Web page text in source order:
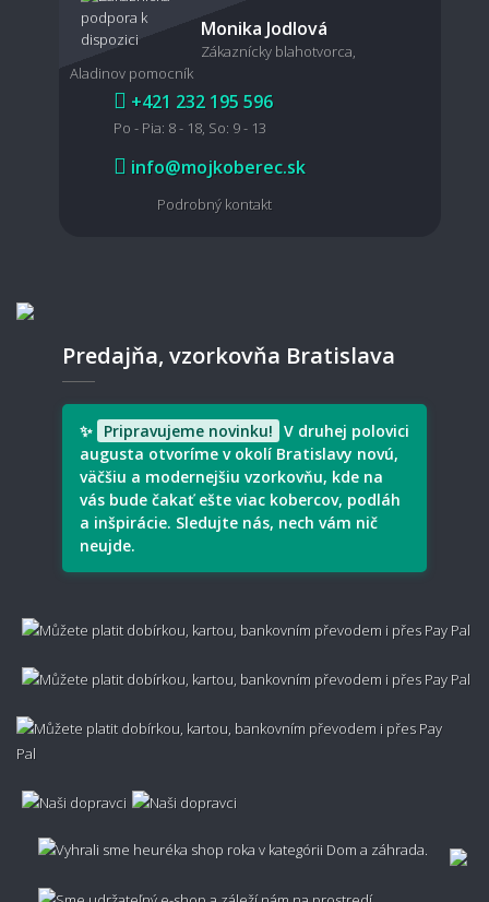
Dá sa koberec povysávať robotickým
vysávačom?
Je možné koberec čistiť mokrou cestou?
Aký typ koberec je vhodný pre deti?
Je prírodný materiál lepší ako syntetický?
Aký je rozdiel medzi vlnou, polypropylénom a
Nezachytáva sa v koberci prach?
Monika Jodlová
Zákaznícky blahotvorca,
Aladinov pomocník
+421 232 195 596
Po - Pia: 8 - 18, So: 9 - 13
info@mojkoberec.sk
Podrobný kontakt
Predajňa, vzorkovňa Bratislava
✨ Pripravujeme novinku! V druhej polovici
augusta otvoríme v okolí Bratislavy novú,
väčšiu a modernejšiu vzorkovňu, kde na
vás bude čakať ešte viac kobercov, podláh
a inšpirácie. Sledujte nás, nech vám nič
neujde.